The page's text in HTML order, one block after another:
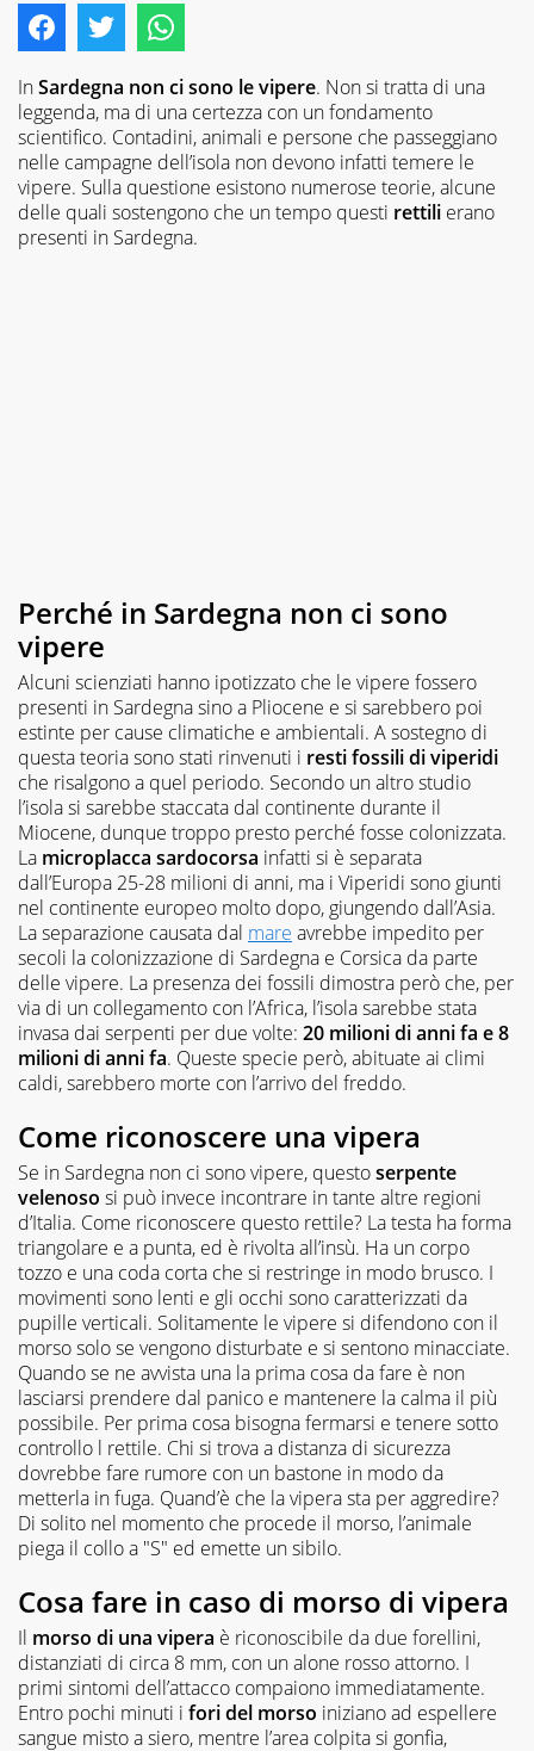
InSardegna non ci sono le vipere. Non si tratta di una
leggenda, ma di una certezza con un fondamento
scientifico. Contadini, animali e persone che passeggiano
nelle campagne dell’isola non devono infatti temere le
vipere. Sulla questione esistono numerose teorie, alcune
delle quali sostengono che un tempo questi rettili erano
presenti in Sardegna.
Perché in Sardegna non ci sono
vipere
Alcuni scienziati hanno ipotizzato che le vipere fossero
presenti in Sardegna sino a Pliocene e si sarebbero poi
estinte per cause climatiche e ambientali. A sostegno di
questa teoria sono stati rinvenuti i resti fossili di viperidi
che risalgono a quel periodo. Secondo un altro studio
l’isola si sarebbe staccata dal continente durante il
Miocene, dunque troppo presto perché fosse colonizzata.
La microplacca sardocorsa infatti si è separata
dall’Europa 25-28 milioni di anni, ma i Viperidi sono giunti
nel continente europeo molto dopo, giungendo dall’Asia.
La separazione causata dal mare avrebbe impedito per
secoli la colonizzazione di Sardegna e Corsica da parte
delle vipere. La presenza dei fossili dimostra però che, per
via di un collegamento con l’Africa, l’isola sarebbe stata
invasa dai serpenti per due volte: 20 milioni di anni fa e 8
milioni di anni fa. Queste specie però, abituate ai climi
caldi, sarebbero morte con l’arrivo del freddo.
Come riconoscere una vipera
Se in Sardegna non ci sono vipere, questoserpente
velenoso si può invece incontrare in tante altre regioni
d’Italia. Come riconoscere questo rettile? La testa ha forma
triangolare e a punta, ed è rivolta all’insù. Ha un corpo
tozzo e una coda corta che si restringe in modo brusco. I
movimenti sono lenti e gli occhi sono caratterizzati da
pupille verticali. Solitamente le vipere si difendono con il
morso solo se vengono disturbate e si sentono minacciate.
Quando se ne avvista una la prima cosa da fare è non
lasciarsi prendere dal panico e mantenere la calma il più
possibile. Per prima cosa bisogna fermarsi e tenere sotto
controllo l rettile. Chi si trova a distanza di sicurezza
dovrebbe fare rumore con un bastone in modo da
metterla in fuga. Quand’è che la vipera sta per aggredire?
Di solito nel momento che procede il morso, l’animale
piega il collo a "S" ed emette un sibilo.
Cosa fare in caso di morso di vipera
Il morso di una vipera è riconoscibile da due forellini,
distanziati di circa 8 mm, con un alone rosso attorno. I
primi sintomi dell’attacco compaiono immediatamente.
Entro pochi minuti i fori del morso iniziano ad espellere
sangue misto a siero, mentre l’area colpita si gonfia,